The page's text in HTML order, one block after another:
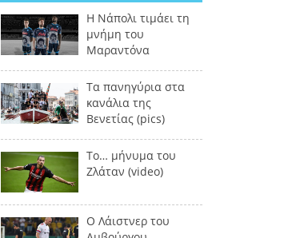
Η Νάπολι τιμάει τη
μνήμη του
Μαραντόνα
Τα πανηγύρια στα
κανάλια της
Βενετίας (pics)
Το… μήνυμα του
Ζλάταν (video)
Ο Λάιστνερ του